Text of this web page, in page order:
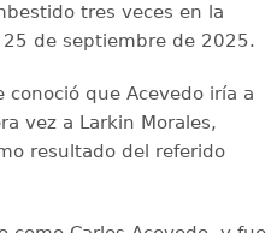
tres veces en la
de septiembre de 2025.
conoció que Acevedo iría a
vez a Larkin Morales,
resultado del referido